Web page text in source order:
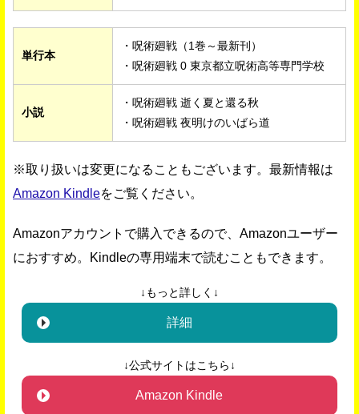
単行本
・呪術廻戦（1巻～最新刊）
・呪術廻戦 0 東京都立呪術高等専門学校
小説
・呪術廻戦 逝く夏と還る秋
・呪術廻戦 夜明けのいばら道
※取り扱いは変更になることもございます。最新情報は
Amazon Kindleをご覧ください。
Amazonアカウントで購入できるので、Amazonユーザー
におすすめ。Kindleの専用端末で読むこともできます。
↓もっと詳しく↓
詳細
↓公式サイトはこちら↓
Amazon Kindle